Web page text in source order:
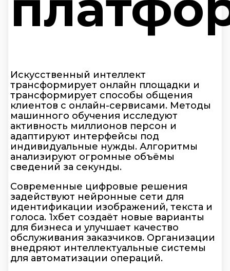
Искусственный интеллект
трансформирует онлайн площадки и
трансформирует способы общения
клиентов с онлайн-сервисами. Методы
машинного обучения исследуют
активность миллионов персон и
адаптируют интерфейсы под
индивидуальные нужды. Алгоритмы
анализируют огромные объёмы
сведений за секунды.
Современные цифровые решения
задействуют нейронные сети для
идентификации изображений, текста и
голоса. 1хбет создаёт новые варианты
для бизнеса и улучшает качество
обслуживания заказчиков. Организации
внедряют интеллектуальные системы
для автоматизации операций.